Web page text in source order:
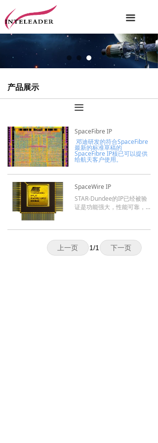
끀
SpaceFibre IP
邓迪研发的符合SpaceFibre
最新的标准草稿的
SpaceFibre IP核已可以提供
给航天客户使用。
SpaceWire IP
STAR-Dundee的IP已经被验
证是功能强大，性能可靠，
As和ASICs中。提供三种IP
核：一种是SpaceWire COD
EC,提供一个简单SpaceWire
接口;一种是建立在CODEC IP
上一页 下一页
1/1
产品展示
끀